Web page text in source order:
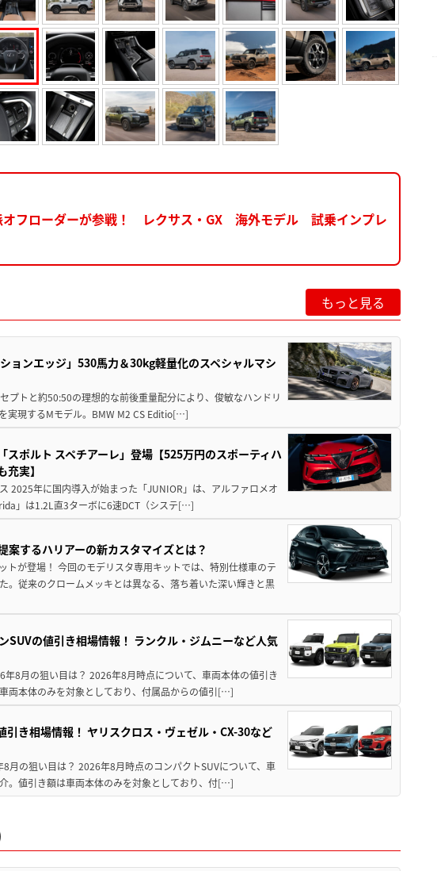
オフローダーが参戦！ レクサス・GX 海外モデル 試乗インプレ
もっと見る
ョンエッジ」530馬力＆30kg軽量化のスペシャルマシ
プトと約50:50の理想的な前後重量配分により、俊敏なハンドリ
実現するMモデル。BMW M2 CS Editio[…]
スポルト スペチアーレ」登場【525万円のスポーティハ
実】
2025年に国内導入が始まった「JUNIOR」は、アルファロメオ
」は1.2L直3ターボに6速DCT（システ[…]
するハリアーの新カスタマイズとは？
トが登場！ 今回のモデリスタ専用キットでは、特別仕様車のテ
。従来のクロームメッキとは異なる、落ち着いた深い輝きと黒
SUVの値引き相場情報！ ランクル・ジムニーなど人気
8月の狙い目は？ 2026年8月時点について、車両本体の値引き
両本体のみを対象としており、付属品からの値引[…]
引き相場情報！ ヤリスクロス・ヴェゼル・CX-30など
月の狙い目は？ 2026年8月時点のコンパクトSUVについて、車
。値引き額は車両本体のみを対象としており、付[…]